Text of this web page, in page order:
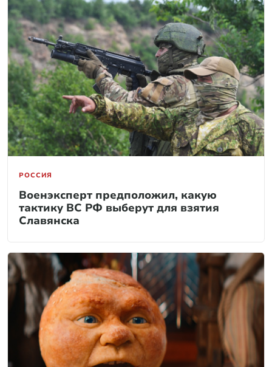
РОССИЯ
Военэксперт предположил, какую
тактику ВС РФ выберут для взятия
Славянска